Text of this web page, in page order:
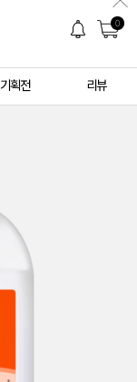
0
기획전 리뷰